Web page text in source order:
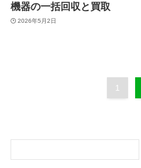
機器の一括回収と買取
2026年5月2日
1